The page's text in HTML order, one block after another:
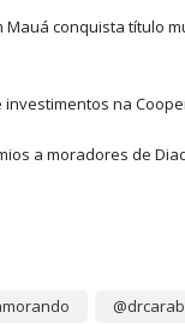
Mauá conquista título
investimentos na
a moradores de